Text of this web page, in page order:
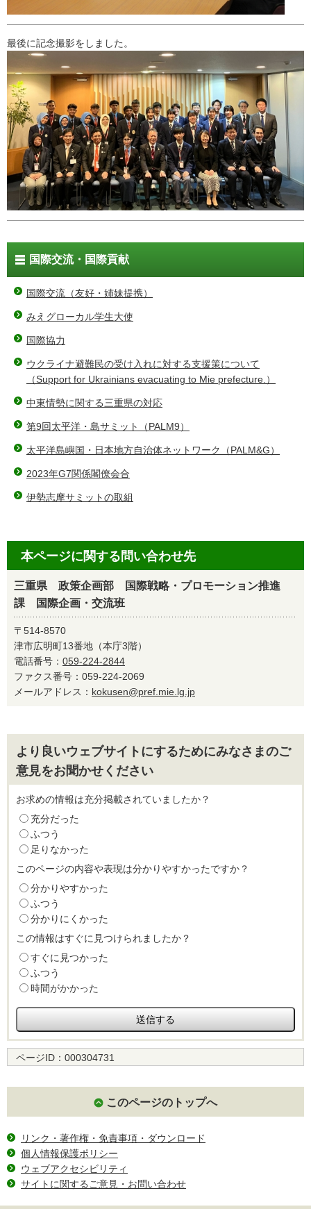
最後に記念撮影をしました。
国際交流・国際貢献
国際交流（友好・姉妹提携）
みえグローカル学生大使
国際協力
ウクライナ避難民の受け入れに対する支援策について
（Support for Ukrainians evacuating to Mie prefecture.）
中東情勢に関する三重県の対応
第9回太平洋・島サミット（PALM9）
太平洋島嶼国・日本地方自治体ネットワーク（PALM&G）
2023年G7関係閣僚会合
伊勢志摩サミットの取組
本ページに関する問い合わせ先
三重県 政策企画部 国際戦略・プロモーション推進
課 国際企画・交流班
〒514-8570
津市広明町13番地（本庁3階）
電話番号： 059-224-2844
ファクス番号：059-224-2069
メールアドレス： kokusen@pref.mie.lg.jp
より良いウェブサイトにするためにみなさまのご
意見をお聞かせください
お求めの情報は充分掲載されていましたか？
充分だった
ふつう
足りなかった
このページの内容や表現は分かりやすかったですか？
分かりやすかった
ふつう
分かりにくかった
この情報はすぐに見つけられましたか？
すぐに見つかった
ふつう
時間がかかった
ページID： 000304731
このページのトップへ
リンク・著作権・免責事項・ダウンロード
個人情報保護ポリシー
ウェブアクセシビリティ
サイトに関するご意見・お問い合わせ